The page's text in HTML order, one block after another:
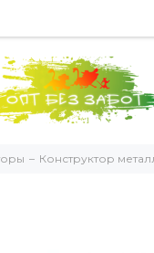
Конструктор